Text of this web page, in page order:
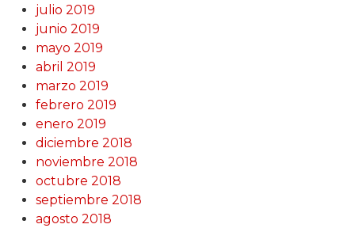
julio 2019
junio 2019
mayo 2019
abril 2019
marzo 2019
febrero 2019
enero 2019
diciembre 2018
noviembre 2018
octubre 2018
septiembre 2018
agosto 2018